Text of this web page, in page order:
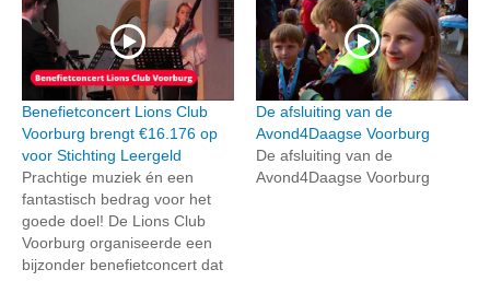
Benefietconcert Lions Club
Voorburg brengt €16.176 op
voor Stichting Leergeld
Prachtige muziek én een
fantastisch bedrag voor het
goede doel! De Lions Club
Voorburg organiseerde een
bijzonder benefietconcert dat
De afsluiting van de
Avond4Daagse Voorburg
De afsluiting van de
Avond4Daagse Voorburg